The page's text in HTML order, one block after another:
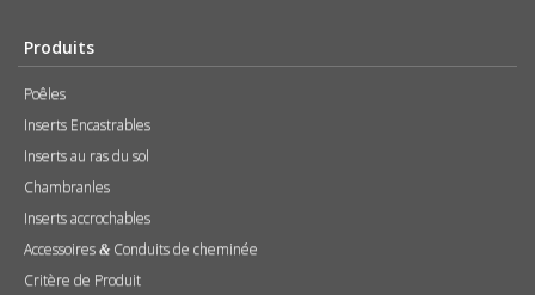
Produits
Poêles
Inserts Encastrables
Inserts au ras du sol
Chambranles
Inserts accrochables
Accessoires & Conduits de cheminée
Critère de Produit